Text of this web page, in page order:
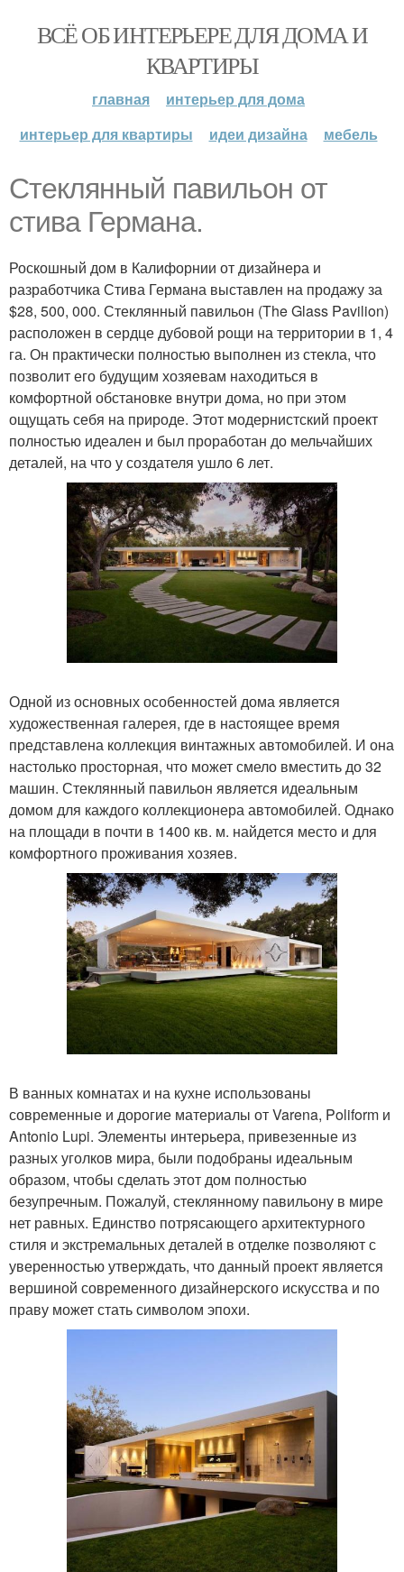
ВСЁ ОБ ИНТЕРЬЕРЕ ДЛЯ ДОМА И
КВАРТИРЫ
главная
интерьер для дома
интерьер для квартиры
идеи дизайна мебель
Стеклянный павильон от
стива Германа.
Роскошный дом в Калифорнии от дизайнера и
разработчика Стива Германа выставлен на продажу за
$28, 500, 000. Стеклянный павильон (The Glass Pavilion)
расположен в сердце дубовой рощи на территории в 1, 4
га. Он практически полностью выполнен из стекла, что
позволит его будущим хозяевам находиться в
комфортной обстановке внутри дома, но при этом
ощущать себя на природе. Этот модернистский проект
полностью идеален и был проработан до мельчайших
деталей, на что у создателя ушло 6 лет.
Одной из основных особенностей дома является
художественная галерея, где в настоящее время
представлена коллекция винтажных автомобилей. И она
настолько просторная, что может смело вместить до 32
машин. Стеклянный павильон является идеальным
домом для каждого коллекционера автомобилей. Однако
на площади в почти в 1400 кв. м. найдется место и для
комфортного проживания хозяев.
В ванных комнатах и на кухне использованы
современные и дорогие материалы от Varena, Poliform и
Antonio Lupi. Элементы интерьера, привезенные из
разных уголков мира, были подобраны идеальным
образом, чтобы сделать этот дом полностью
безупречным. Пожалуй, стеклянному павильону в мире
нет равных. Единство потрясающего архитектурного
стиля и экстремальных деталей в отделке позволяют с
уверенностью утверждать, что данный проект является
вершиной современного дизайнерского искусства и по
праву может стать символом эпохи.